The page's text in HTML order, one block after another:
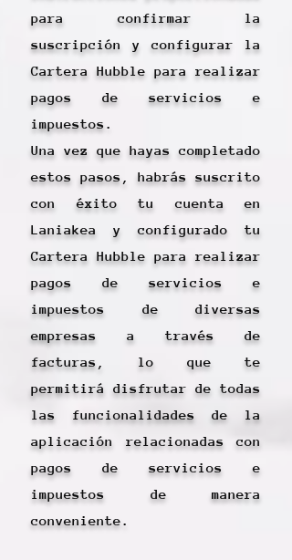
para confirmar la
suscripción y configurar la
Cartera Hubble para realizar
pagos de servicios e
impuestos.
Una vez que hayas completado
estos pasos, habrás suscrito
con éxito tu cuenta en
Laniakea y configurado tu
Cartera Hubble para realizar
pagos de servicios e
impuestos de diversas
empresas a través de
facturas, lo que te
permitirá disfrutar de todas
las funcionalidades de la
aplicación relacionadas con
pagos de servicios e
impuestos de manera
conveniente.